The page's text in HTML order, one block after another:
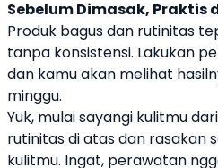
Sebelum Dimasak, Praktis
Produk bagus dan rutinitas
tanpa konsistensi. Lakukan
dan kamu akan melihat
minggu.
Yuk, mulai sayangi kulitmu
rutinitas di atas dan rasakan
kulitmu. Ingat, perawatan